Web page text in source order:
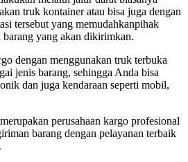
truk kontainer atau bisa juga dengan
tersebut yang memudahkanpihak
yang akan dikirimkan.
dengan menggunakan truk terbuka
jenis barang, sehingga Anda bisa
dan juga kendaraan seperti mobil,
merupakan perusahaan kargo profesional
barang dengan pelayanan terbaik